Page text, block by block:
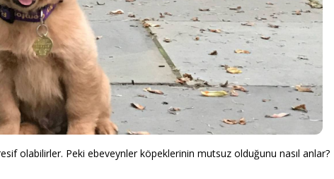
olabilirler. Peki ebeveynler köpeklerinin mutsuz olduğunu nasıl anlar?